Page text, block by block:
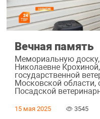
Вечная память
Мемориальную
Николаевне
государственной
Московской области,
Посадской
15 мая 2025 3545